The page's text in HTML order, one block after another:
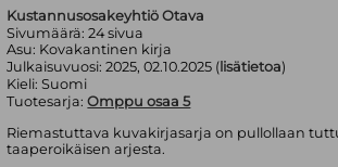
Kustannusosakeyhtiö Otava
Sivumäärä:24sivua
Asu: Kovakantinen kirja
Julkaisuvuosi:2025, 02.10.2025 ( lisätietoa)
Kieli:Suomi
Tuotesarja: Omppu osaa 5
Riemastuttava kuvakirjasarja on pullollaan
taaperoikäisen arjesta.